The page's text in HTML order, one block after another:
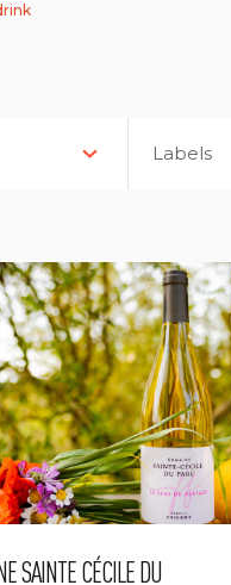
Labels
SAINTE CÉCILE DU